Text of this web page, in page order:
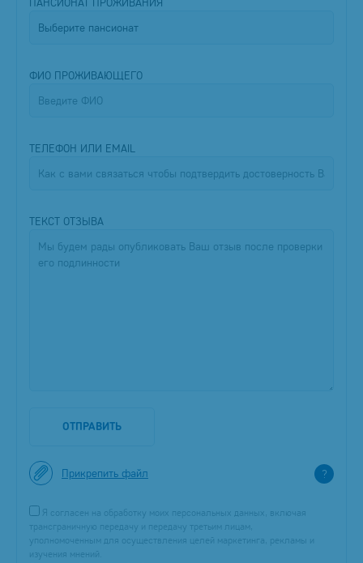
ФИО ПРОЖИВАЮЩЕГО
ТЕЛЕФОН ИЛИ EMAIL
ТЕКСТ ОТЗЫВА
ОТПРАВИТЬ
Прикрепить файл ?
Я согласен на обработку моих персональных данных, включая
трансграничную передачу и передачу третьим лицам,
уполномоченным для осуществления целей маркетинга, рекламы и
изучения мнений.